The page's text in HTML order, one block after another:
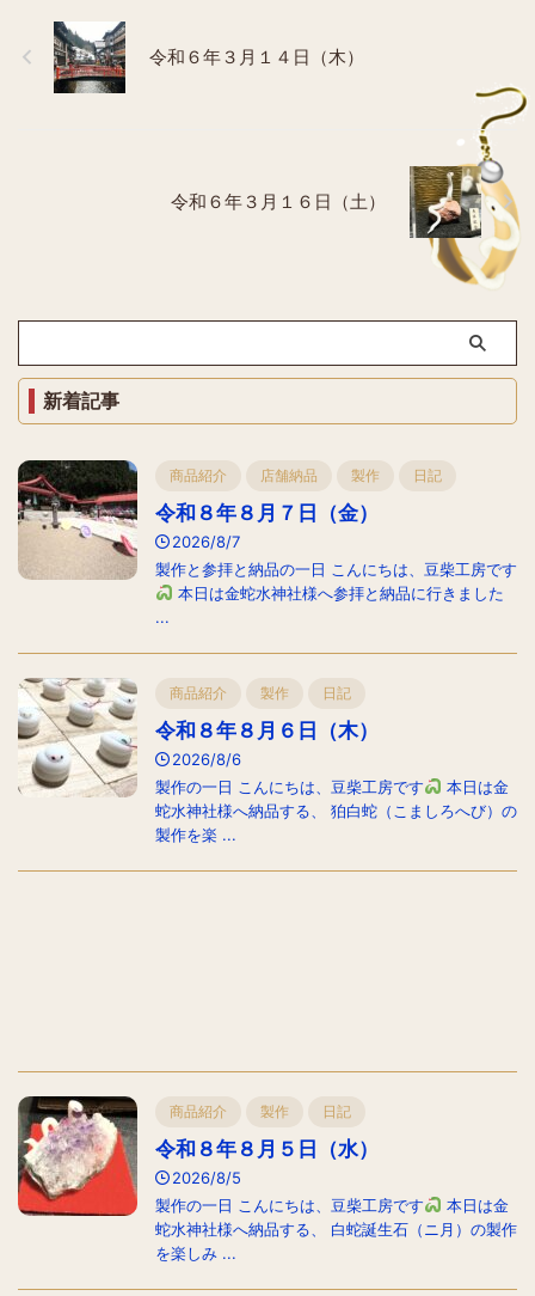
令和６年３月１４日（木）
令和６年３月１６日（土）
新着記事
商品紹介 店舗納品 製作 日記
令和８年８月７日（金）
2026/8/7
製作と参拝と納品の一日 こんにちは、豆柴工房です
本日は金蛇水神社様へ参拝と納品に行きました
...
商品紹介 製作 日記
令和８年８月６日（木）
2026/8/6
製作の一日 こんにちは、豆柴工房です
本日は金
蛇水神社様へ納品する、 狛白蛇（こましろへび）の
製作を楽 ...
商品紹介 製作 日記
令和８年８月５日（水）
2026/8/5
製作の一日 こんにちは、豆柴工房です
本日は金
蛇水神社様へ納品する、 白蛇誕生石（ニ月）の製作
を楽しみ ...